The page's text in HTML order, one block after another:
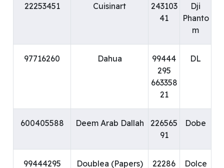
Dji
Phanto
m
243103
41
Cuisinart
22253451
DL
99444
295
663358
21
Dahua
97716260
Dobe
226565
91
Deem Arab Dallah
600405588
Dolce
22286
Doublea (Papers)
99444295